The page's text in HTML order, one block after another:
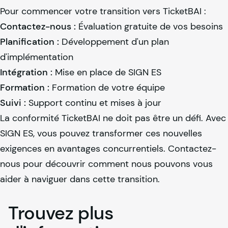
Pour commencer votre transition vers TicketBAI :
Contactez-nous : Évaluation gratuite de vos besoins
Planification : Développement d'un plan
d'implémentation
Intégration : Mise en place de SIGN ES
Formation : Formation de votre équipe
Suivi : Support continu et mises à jour
La conformité TicketBAI ne doit pas être un défi. Avec
SIGN ES, vous pouvez transformer ces nouvelles
exigences en avantages concurrentiels. Contactez-
nous pour découvrir comment nous pouvons vous
aider à naviguer dans cette transition.
Trouvez plus